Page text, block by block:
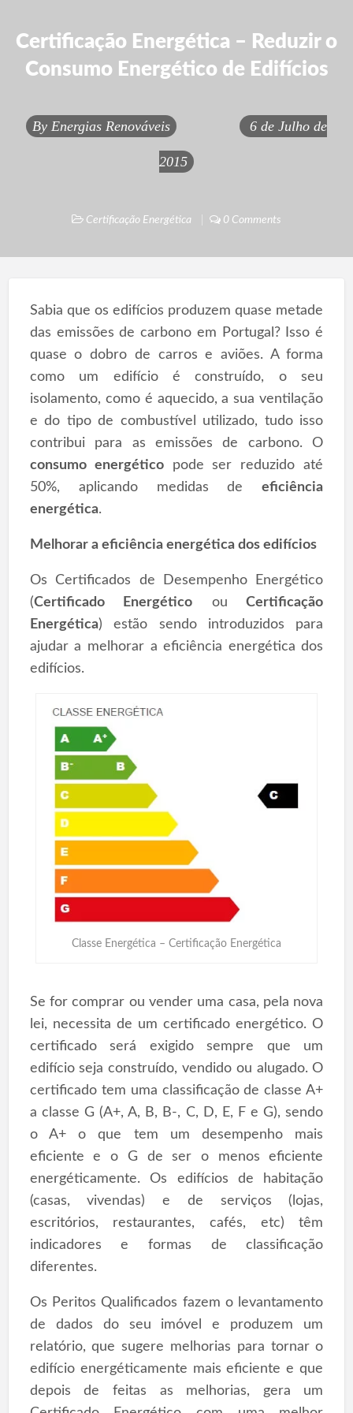
Certificação Energética – Reduzir o
Consumo Energético de Edifícios
By Energias Renováveis 6 de Julho de
2015
Certificação Energética 0 Comments
Sabia que os edifícios produzem quase metade
das emissões de carbono em Portugal? Isso é
quase o dobro de carros e aviões. A forma
como um edifício é construído, o seu
isolamento, como é aquecido, a sua ventilação
e do tipo de combustível utilizado, tudo isso
contribui para as emissões de carbono. O
consumo energéticopode ser reduzido até
50%, aplicando medidas deeficiência
energética.
Melhorar a eficiência energética dos edifícios
Os Certificados de Desempenho Energético
(Certificado Energético ou Certificação
Energética) estão sendo introduzidos para
ajudar a melhorar a eficiência energética dos
edifícios.
Classe Energética – Certificação Energética
Se for comprar ou vender uma casa, pela nova
lei, necessita de um certificado energético. O
certificado será exigido sempre que um
edifício seja construído, vendido ou alugado. O
certificado tem uma classificação de classe A+
a classe G (A+, A, B, B-, C, D, E, F e G), sendo
o A+ o que tem um desempenho mais
eficiente e o G de ser o menos eficiente
energéticamente. Os edifícios de habitação
(casas, vivendas) e de serviços (lojas,
escritórios, restaurantes, cafés, etc) têm
indicadores e formas de classificação
diferentes.
Os Peritos Qualificados fazem o levantamento
de dados do seu imóvel e produzem um
relatório, que sugere melhorias para tornar o
edifício energéticamente mais eficiente e que
depois de feitas as melhorias, gera um